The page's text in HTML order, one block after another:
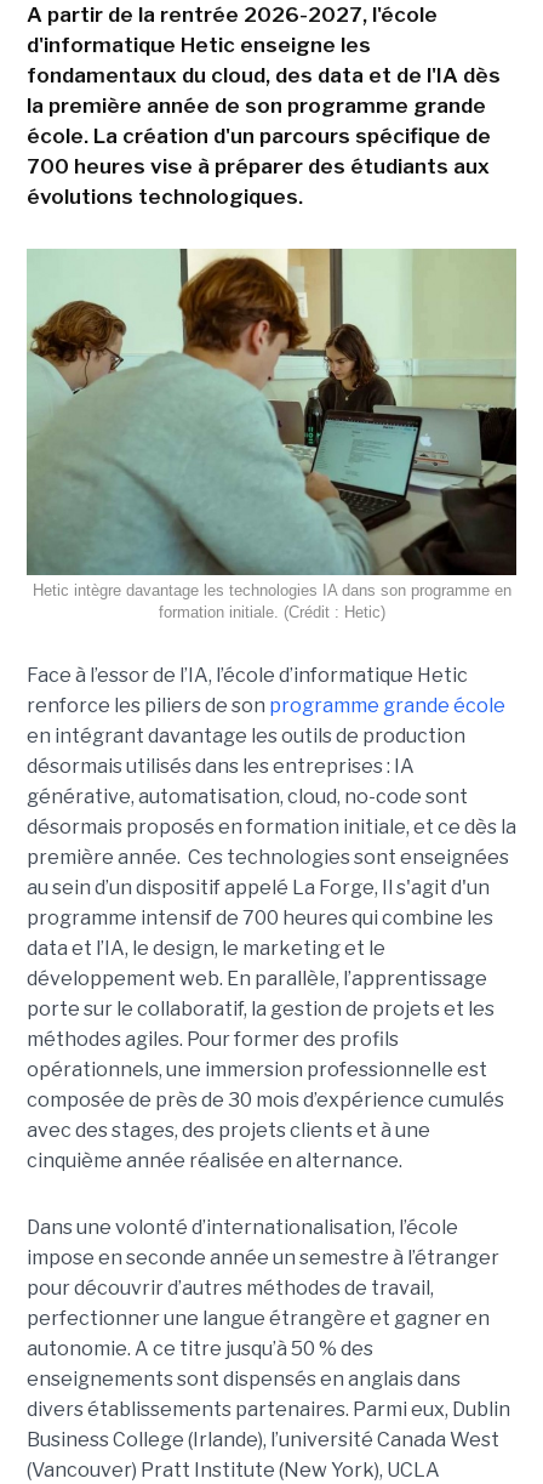
A partir de la rentrée 2026-2027, l'école
d'informatique Hetic enseigne les
fondamentaux du cloud, des data et de l'IA dès
la première année de son programme grande
école. La création d'un parcours spécifique de
700 heures vise à préparer des étudiants aux
évolutions technologiques.
Hetic intègre davantage les technologies IA dans son programme en
formation initiale. (Crédit : Hetic)
Face à l’essor de l’IA, l’école d’informatique Hetic
renforce les piliers de son programme grande école
en intégrant davantage les outils de production
désormais utilisés dans les entreprises : IA
générative, automatisation, cloud, no-code sont
désormais proposés en formation initiale, et ce dès la
première année. Ces technologies sont enseignées
au sein d’un dispositif appelé La Forge, Il s'agit d'un
programme intensif de 700 heures qui combine les
data et l’IA, le design, le marketing et le
développement web. En parallèle, l’apprentissage
porte sur le collaboratif, la gestion de projets et les
méthodes agiles. Pour former des profils
opérationnels, une immersion professionnelle est
composée de près de 30 mois d’expérience cumulés
avec des stages, des projets clients et à une
cinquième année réalisée en alternance.
Dans une volonté d’internationalisation, l’école
impose en seconde année un semestre à l’étranger
pour découvrir d’autres méthodes de travail,
perfectionner une langue étrangère et gagner en
autonomie. A ce titre jusqu’à 50 % des
enseignements sont dispensés en anglais dans
divers établissements partenaires. Parmi eux, Dublin
Business College (Irlande), l’université Canada West
(Vancouver) Pratt Institute (New York), UCLA